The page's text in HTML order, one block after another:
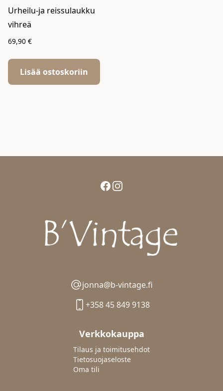
Urheilu-ja reissulaukku
vihreä
69,90 €
Lisää ostoskoriin
Facebook
Instagram
jonna@b-vintage.fi
+358 45 849 9138
Verkkokauppa
Tilaus ja toimitusehdot
Tietosuojaseloste
Oma tili